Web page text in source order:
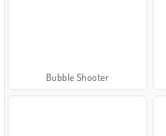
Bubble Shooter